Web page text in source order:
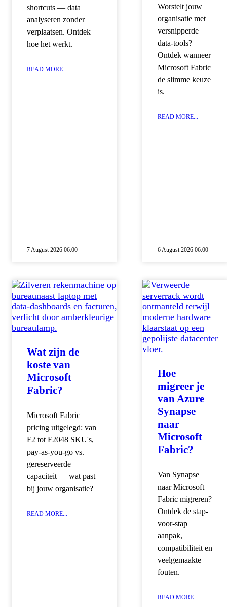
shortcuts — data
analyseren zonder
verplaatsen. Ontdek
hoe het werkt.
READ MORE...
7 August 2026 06:00
Worstelt jouw
organisatie met
versnipperde
data-tools?
Ontdek wanneer
Microsoft Fabric
de slimme keuze
is.
READ MORE...
6 August 2026 06:00
Wat zijn de
koste van
Microsoft
Fabric?
Microsoft Fabric
pricing uitgelegd: van
F2 tot F2048 SKU's,
pay-as-you-go vs.
gereserveerde
capaciteit — wat past
bij jouw organisatie?
READ MORE...
Hoe
migreer je
van Azure
Synapse
naar
Microsoft
Fabric?
Van Synapse
naar Microsoft
Fabric migreren?
Ontdek de stap-
voor-stap
aanpak,
compatibiliteit en
veelgemaakte
fouten.
READ MORE...